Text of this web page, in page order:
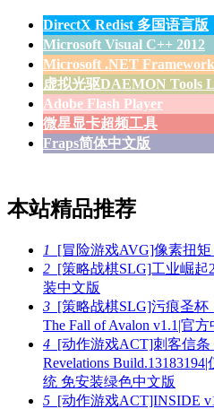
DirectX Redist 多国语言版
Microsoft Visual C++ 2012
Microsoft .NET
虚拟光驱DAEMON Tools
Adobe Flash Player
微星显卡超频工具
Fraps简体中文版
本站精品推荐
1
[冒险游戏AVG]像素扭
2 [策略战棋SLG]工业崛起
装中文版
3 [策略战棋SLG]污痕圣杯
The Fall of Avalon v1.1|官
4 [动作游戏ACT]刺客信条
Revelations
统 免安装绿色中文版
5 [动作游戏ACT]INSIDE